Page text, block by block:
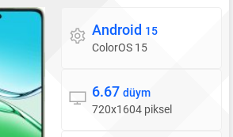
Əməliyyat sistemi
Android 15
ColorOS 15
Ekran
6.67 düym
720x1604 piksel